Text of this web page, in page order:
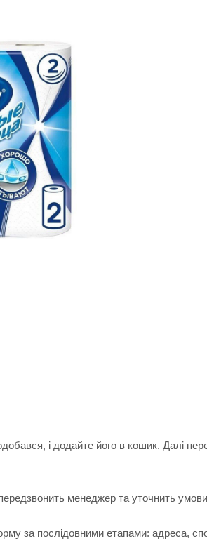
і додайте його в кошик. Далі
менеджер та уточнить
за послідовними етапами: адреса,